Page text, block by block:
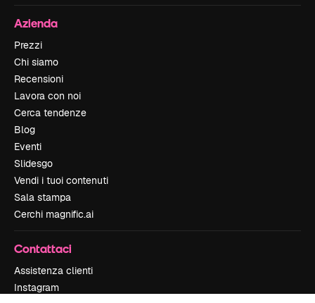
Azienda
Prezzi
Chi siamo
Recensioni
Lavora con noi
Cerca tendenze
Blog
Eventi
Slidesgo
Vendi i tuoi contenuti
Sala stampa
Cerchi magnific.ai
Contattaci
Assistenza clienti
Instagram